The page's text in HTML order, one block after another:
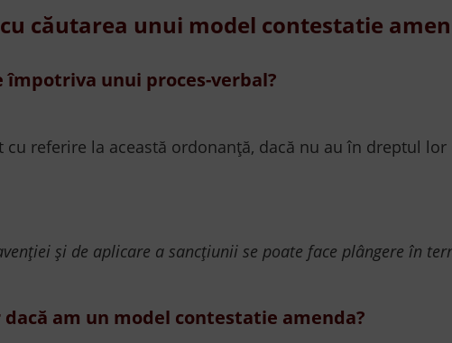
căutarea unui model contestatie
împotriva unui proces-verbal?
referire la această ordonanță, dacă nu au în dreptul lor
și de aplicare a sancțiunii se poate face plângere în
am un model contestatie amenda?